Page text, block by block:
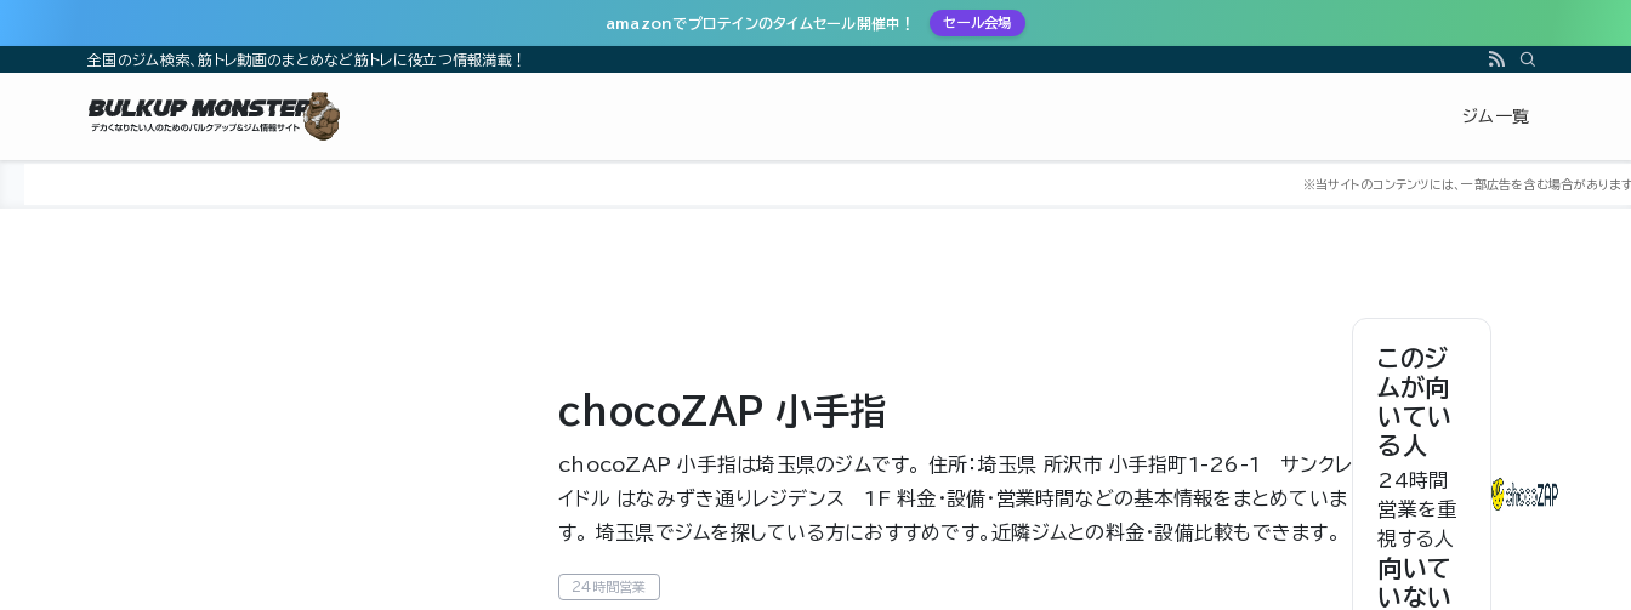
amazonでプロテインのタイムセール開催中！ セール会場
全国のジム検索、筋トレ動画のまとめなど筋トレに役立つ情報満載！
ジム一覧
chocoZAP 小手指
chocoZAP 小手指は埼玉県のジムです。 住所：埼玉県 所沢市 小手指町1-26-1 サンクレ
イドル はなみずき通りレジデンス 1F 料金・設備・営業時間などの基本情報をまとめていま
す。 埼玉県でジムを探している方におすすめです。近隣ジムとの料金・設備比較もできます。
24時間営業
このジ
ムが向
いてい
る人
24時間
営業を重
視する人
向いて
いない